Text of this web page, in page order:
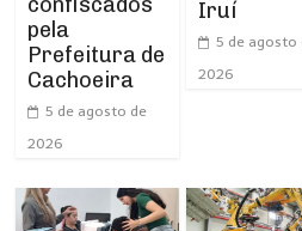
pela
Prefeitura de
Cachoeira
5 de agosto de
2026
Iruí
5 de agosto
2026